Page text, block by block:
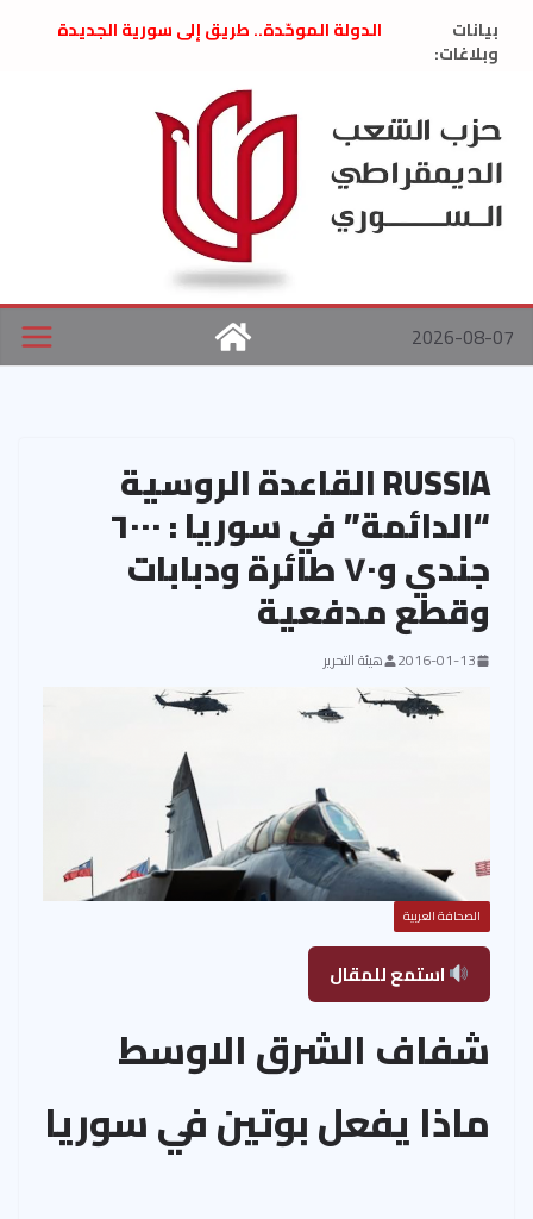
بيانات
وبلاغات:
الدولة الموحّدة.. طريق إلى سورية الجديدة
العام السابق لحزب الاتحاد الاشتراكي العربي
الديمقراطي
بلاغ صادر عن اجتماع اللجنة المركزية نيسان
2026
الحرب الأمريكية الإسرائيلية على نظام الملالي
في إيران .. بيان من حزب الشعب الديمقراطي
السوري
2026-08-07
RUSSIA القاعدة الروسية
“الدائمة” في سوريا : ٦٠٠٠
جندي و٧٠ طائرة ودبابات
وقطع مدفعية
2016-01-13 هيئة التحرير
الصحافة العربية
استمع للمقال
شفاف الشرق الاوسط
ماذا يفعل بوتين في سوريا